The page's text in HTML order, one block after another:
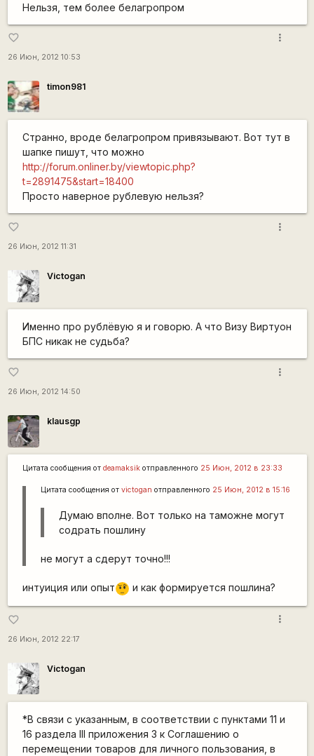
Нельзя, тем более белагропром
favorite_border
26 Июн, 2012 10:53
more_vert
timon981
Странно, вроде белагропром привязывают. Вот тут в
шапке пишут, что можно
http://forum.onliner.by/viewtopic.php?
t=2891475&start=18400
Просто наверное рублевую нельзя?
favorite_border
26 Июн, 2012 11:31
more_vert
Victogan
Именно про рублёвую я и говорю. А что Визу Виртуон
БПС никак не судьба?
favorite_border
26 Июн, 2012 14:50
more_vert
klausgp
Цитата сообщения от deamaksikотправленного 25 Июн, 2012 в 23:33
Цитата сообщения от victogan отправленного 25 Июн, 2012 в 15:16
Думаю вполне. Вот только на таможне могут
содрать пошлину
не могут а сдерут точно!!!
интуиция или опыт??? и как формируется пошлина?
favorite_border
26 Июн, 2012 22:17
more_vert
Victogan
*В связи с указанным, в соответствии с пунктами 11 и
16 раздела III приложения 3 к Соглашению о
перемещении товаров для личного пользования, в